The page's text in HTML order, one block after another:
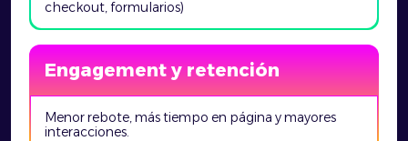
checkout, formularios)
Engagement y retención
Menor rebote, más tiempo en página y mayores
interacciones.